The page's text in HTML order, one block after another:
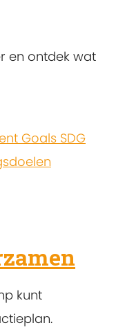
en ontdek wat
Goals SDG
kunt